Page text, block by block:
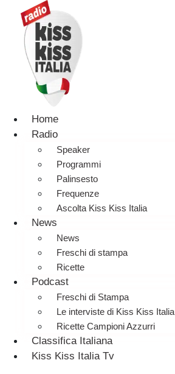
Home
Radio
Speaker
Programmi
Palinsesto
Frequenze
Ascolta Kiss Kiss Italia
News
News
Freschi di stampa
Ricette
Podcast
Freschi di Stampa
Le interviste di Kiss Kiss Italia
Ricette Campioni Azzurri
Classifica Italiana
Kiss Kiss Italia Tv